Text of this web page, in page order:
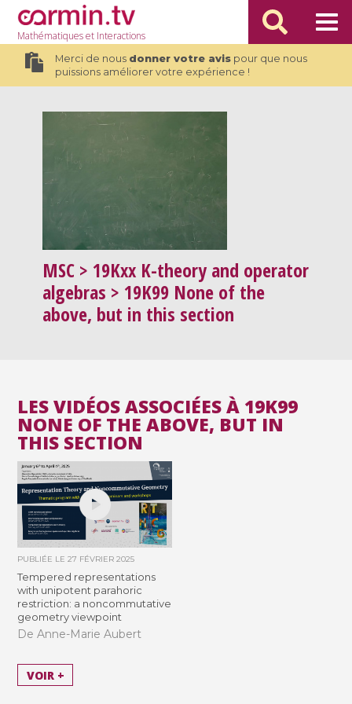
Mathématiqueset Interactions
Merci de nous donner votre avispour que nous
puissions améliorer votre expérience !
MSC > 19Kxx K-theory and operator
algebras > 19K99 None of the
above, but in this section
LES VIDÉOS ASSOCIÉES À 19K99
NONE OF THE ABOVE, BUT IN
THIS SECTION
PUBLIÉE LE27 FÉVRIER 2025
Tempered representations
with unipotent parahoric
restriction: a noncommutative
geometry viewpoint
De Anne-Marie Aubert
VOIR +